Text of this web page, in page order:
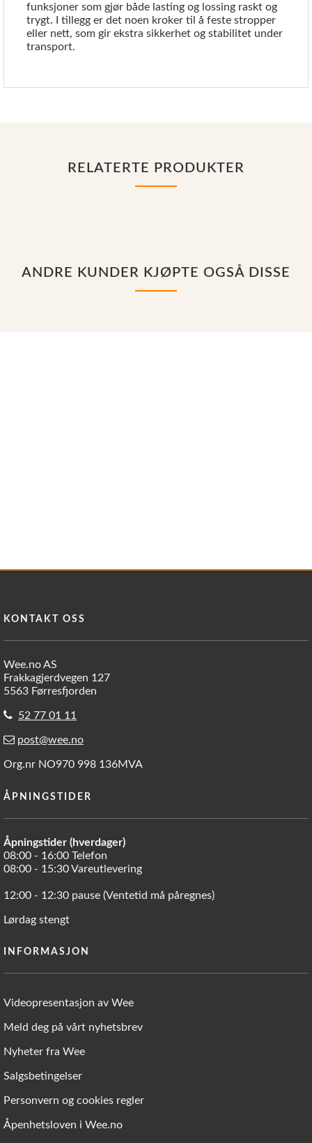
funksjoner som gjør både lasting og lossing raskt og
trygt. I tillegg er det noen kroker til å feste stropper
eller nett, som gir ekstra sikkerhet og stabilitet under
transport.
RELATERTE PRODUKTER
ANDRE KUNDER KJØPTE OGSÅ DISSE
KONTAKT OSS
Wee.no AS
Frakkagjerdvegen 127
5563 Førresfjorden
52 77 01 11
post@wee.no
Org.nr NO970 998 136MVA
ÅPNINGSTIDER
Åpningstider (hverdager)
08:00 - 16:00 Telefon
08:00 - 15:30 Vareutlevering
12:00 - 12:30 pause (Ventetid må påregnes)
Lørdag stengt
INFORMASJON
Videopresentasjon av Wee
Meld deg på vårt nyhetsbrev
Nyheter fra Wee
Salgsbetingelser
Personvern og cookies regler
Åpenhetsloven i Wee.no